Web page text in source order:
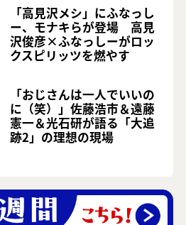
「高見沢メシ」にふなっし
ー、モナキらが登場 高見
沢俊彦×ふなっしーがロッ
クスピリッツを燃やす
「おじさんは一人でいいの
に（笑）」佐藤浩市＆遠藤
憲一＆光石研が語る「大追
跡2」の理想の現場